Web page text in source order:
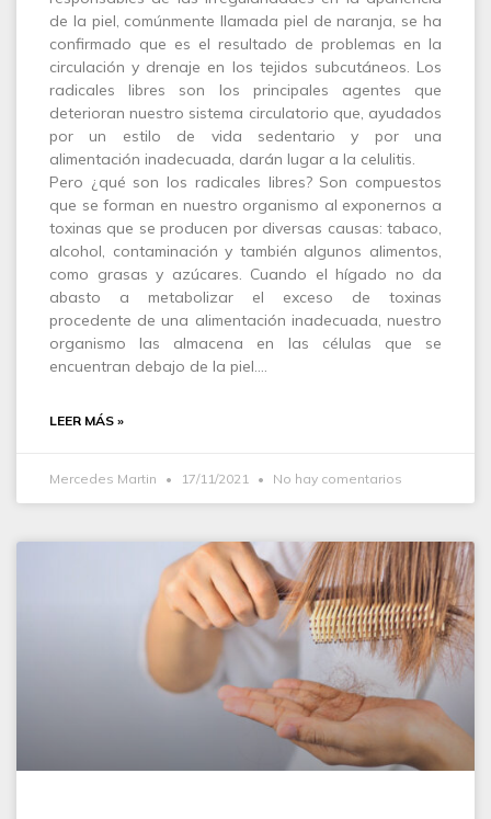
de la piel, comúnmente llamada piel de naranja, se ha
confirmado que es el resultado de problemas en la
circulación y drenaje en los tejidos subcutáneos. Los
radicales libres son los principales agentes que
deterioran nuestro sistema circulatorio que, ayudados
por un estilo de vida sedentario y por una
alimentación inadecuada, darán lugar a la celulitis.
Pero ¿qué son los radicales libres? Son compuestos
que se forman en nuestro organismo al exponernos a
toxinas que se producen por diversas causas: tabaco,
alcohol, contaminación y también algunos alimentos,
como grasas y azúcares. Cuando el hígado no da
abasto a metabolizar el exceso de toxinas
procedente de una alimentación inadecuada, nuestro
organismo las almacena en las células que se
encuentran debajo de la piel.…
LEER MÁS »
Mercedes Martin 17/11/2021 No hay comentarios